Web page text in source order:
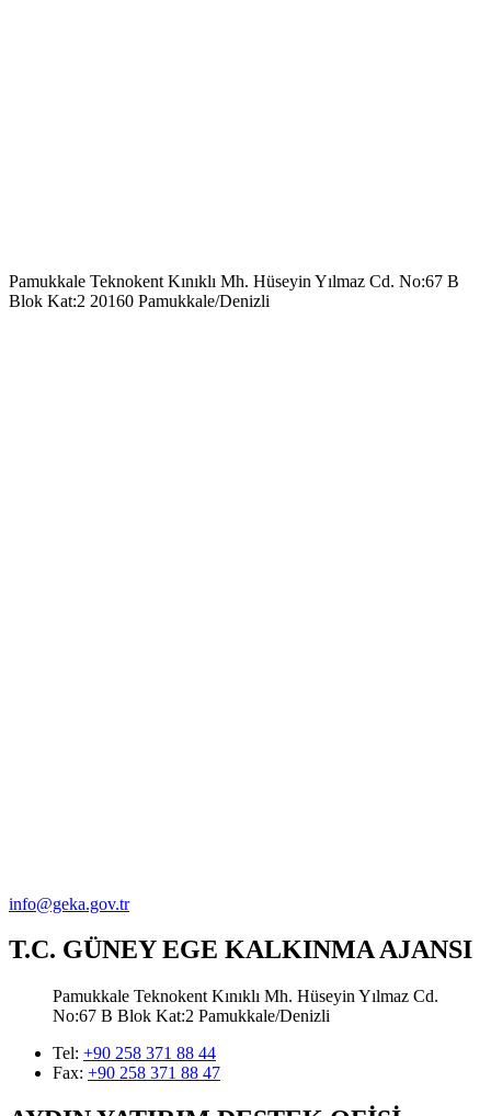
Pamukkale Teknokent Kınıklı Mh. Hüseyin Yılmaz Cd. No:67 B
Blok Kat:2 20160 Pamukkale/Denizli
info@geka.gov.tr
T.C. GÜNEY EGE KALKINMA AJANSI
Pamukkale Teknokent Kınıklı Mh. Hüseyin Yılmaz Cd.
No:67 B Blok Kat:2 Pamukkale/Denizli
Tel: +90 258 371 88 44
Fax: +90 258 371 88 47